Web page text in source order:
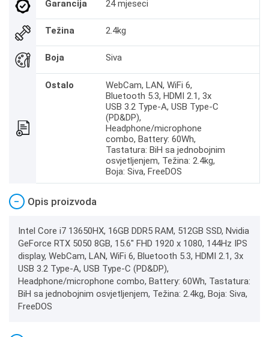
Garancija 24 mjeseci
Težina 2.4kg
Boja Siva
Ostalo
WebCam, LAN, WiFi 6,
Bluetooth 5.3, HDMI 2.1, 3x
USB 3.2 Type-A, USB Type-C
(PD&DP),
Headphone/microphone
combo, Battery: 60Wh,
Tastatura: BiH sa jednobojnim
osvjetljenjem, Težina: 2.4kg,
Boja: Siva, FreeDOS
− Opis proizvoda
Intel Core i7 13650HX, 16GB DDR5 RAM, 512GB SSD, Nvidia
GeForce RTX 5050 8GB, 15.6" FHD 1920 x 1080, 144Hz IPS
display, WebCam, LAN, WiFi 6, Bluetooth 5.3, HDMI 2.1, 3x
USB 3.2 Type-A, USB Type-C (PD&DP),
Headphone/microphone combo, Battery: 60Wh, Tastatura:
BiH sa jednobojnim osvjetljenjem, Težina: 2.4kg, Boja: Siva,
FreeDOS